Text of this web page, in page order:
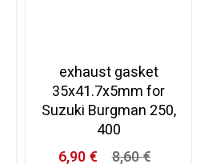
exhaust gasket
35x41.7x5mm for
Suzuki Burgman 250,
400
6,90 €
8,60 €